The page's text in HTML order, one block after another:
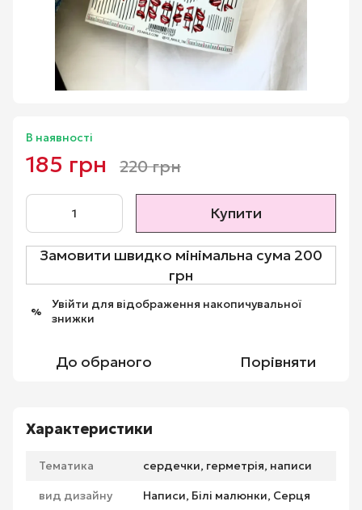
В наявності
185 грн 220 грн
Купити
Замовити швидко мінімальна сума 200
грн
% Увійти для відображення накопичувальної
знижки
До обраного Порівняти
Характеристики
Тематика сердечки, герметрія, написи
вид дизайну Написи, Білі малюнки, Серця